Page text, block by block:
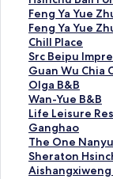
x
i
的
連
結
e
s
o
r
t
G
u
a
n
s
h
i
o
n
z
a
的
連
結
n
y
G
a
r
d
e
n
B
&
B
的
p
P
L
A
C
E
2
的
連
結
-
R
e
s
o
r
t
M
a
w
u
t
n
n
y
M
a
n
o
r
B
&
B
的
s
i
n
c
h
u
B
a
l
i
F
o
Feng Ya Yue
F
e
n
g
Y
a
Y
u
e
Z
h
u
Feng Ya Yue
F
e
n
g
Y
a
Y
u
e
Z
h
Chill Place
C
h
i
l
l
P
l
a
c
e
Src Beipu
S
r
c
B
e
i
p
u
I
Guan Wu Chia
G
u
a
n
W
u
C
h
Olga B&B
O
l
g
a
B
&
B
Wan-Yue B&B
W
a
n
-
Y
u
Life Leisure
L
i
f
e
L
Ganghao
G
a
n
g
The One
T
h
e
Sheraton
S
h
Aishangxiweng
A